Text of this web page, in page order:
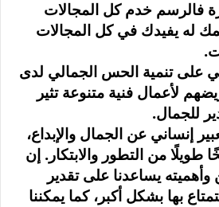
فالرسم خدم كل المجالات
له يفيدك في كل المجالات
على تنمية الحس الجمالي لدى
لأعمال فنية متنوعة تثير
للجمال.
إنساني عن الجمال والإبداع،
طويلًا من التطور والابتكار. إن
وأهميته يساعدنا على تقدير
بها بشكل أكبر، كما يمكننا